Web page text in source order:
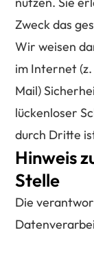
Zweck das
Wir weisen
im Internet
Mail)
lückenloser
durch Dritte
Hinweis
Stelle
Die